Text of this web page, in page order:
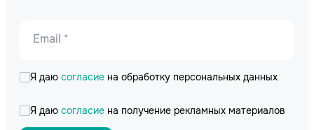
Email *
Я даю согласие на обработку персональных данных
Я даю согласие на получение рекламных материалов